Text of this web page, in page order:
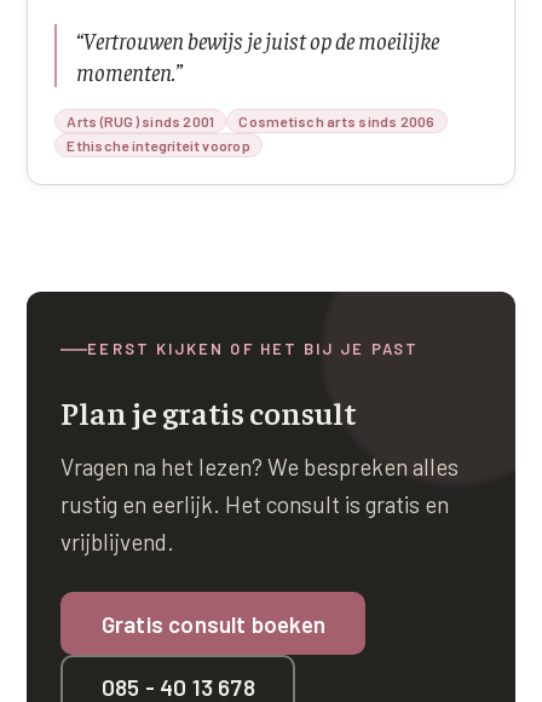
“Vertrouwen bewijs je juist op de moeilijke
momenten. ”
Arts (RUG) sinds 2001
Cosmetisch arts sinds 2006
Ethische integriteit voorop
EERST KIJKEN OF HET BIJ JE PAST
Plan je gratis consult
Vragen na het lezen? We bespreken alles
rustig en eerlijk. Het consult is gratis en
vrijblijvend.
Gratis consult boeken
085 - 40 13 678